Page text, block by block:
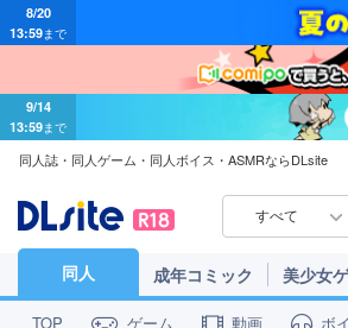
13:59まで
13:59まで
同人誌・同人ゲーム・同人ボイス・ASMRならDLsite
すべて
同人 成年コミック 美少女
TOP ゲーム 動画 ボ